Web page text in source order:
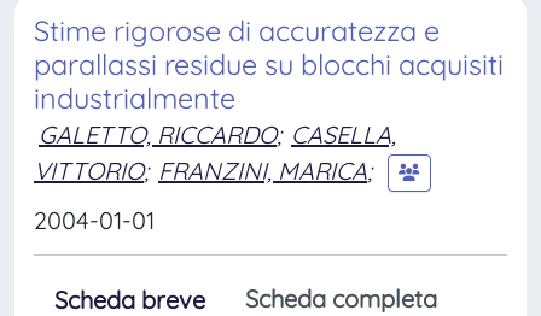
Stime rigorose di accuratezza e
parallassi residue su blocchi acquisiti
industrialmente
GALETTO, RICCARDO; CASELLA,
VITTORIO; FRANZINI, MARICA;
2004-01-01
Scheda breve
Scheda completa